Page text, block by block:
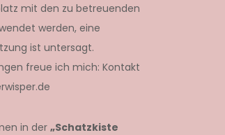
mit den zu betreuenden
werden, eine
ist untersagt.
freue ich mich: Kontakt
in der „Schatzkiste